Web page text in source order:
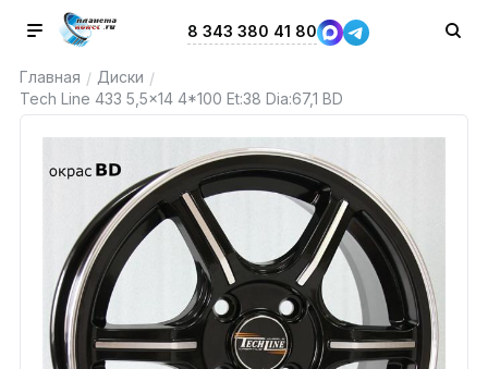
8 343 380 41 80
Главная / Диски /
Tech Line 433 5,5x14 4*100 Et:38 Dia:67,1 BD